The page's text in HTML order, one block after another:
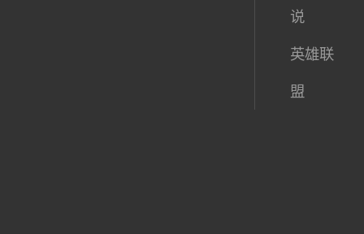
说
英雄联
盟